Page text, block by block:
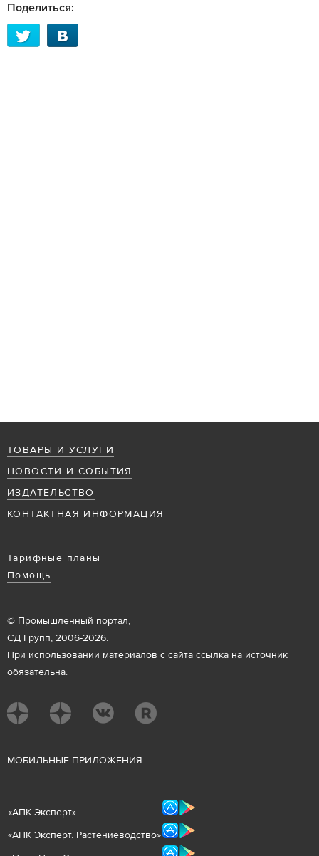
Поделиться:
ТОВАРЫ И УСЛУГИ
НОВОСТИ И СОБЫТИЯ
ИЗДАТЕЛЬСТВО
КОНТАКТНАЯ ИНФОРМАЦИЯ
Тарифные планы
Помощь
© Промышленный портал,
СД Групп, 2006-2026.
При использовании материалов с сайта ссылка на источник
обязательна.
МОБИЛЬНЫЕ ПРИЛОЖЕНИЯ
«АПК Эксперт»
«АПК Эксперт. Растениеводство»